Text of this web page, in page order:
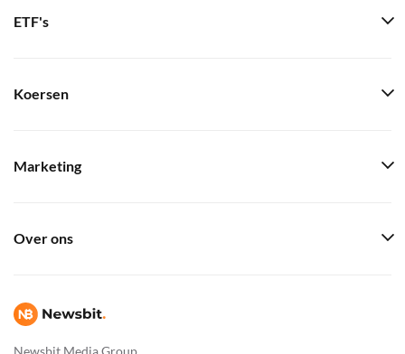
Newsbit Media Group
ETF's
Koersen
Marketing
Over ons